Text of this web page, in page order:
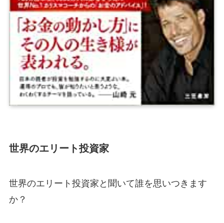
世界のエリート投資家
世界のエリート投資家と聞いて誰を思いつきます
か？